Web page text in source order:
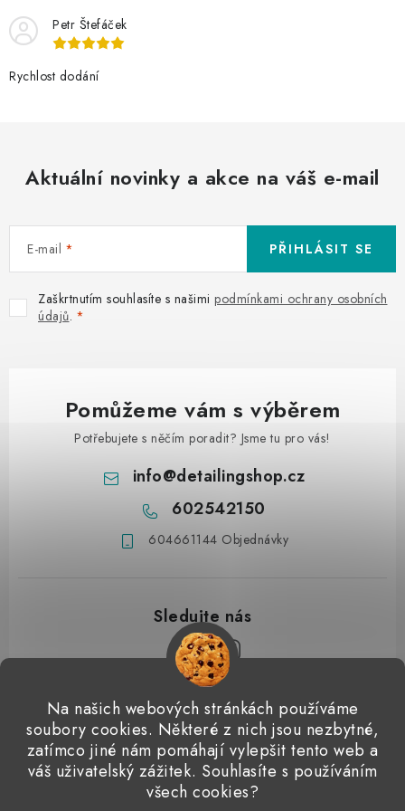
Na našich webových stránkách používáme
soubory cookies. Některé z nich jsou nezbytné,
zatímco jiné nám pomáhají vylepšit tento web a
váš uživatelský zážitek. Souhlasíte s používáním
všech cookies?
Petr Štefáček
Rychlost dodání
Aktuální novinky a akce na váš e-mail
E-mail
Zaškrtnutím souhlasíte s našimi podmínkami ochrany osobních
údajů.
PŘIHLÁSIT SE
Pomůžeme vám s výběrem
Potřebujete s něčím poradit? Jsme tu pro vás!
info@detailingshop.cz
602542150
604661144 Objednávky
Přijímáme online platby
Detailingclub Dodo Juice Gyeon Quartz ValetPRO
Microfiber Madness